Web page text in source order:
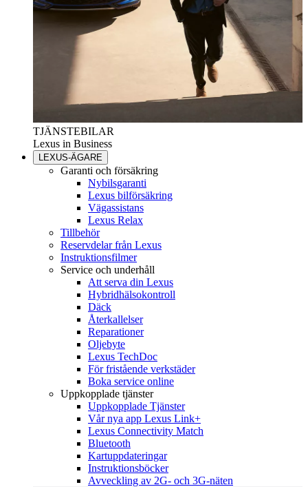
TJÄNSTEBILAR
Lexus in Business
LEXUS-ÄGARE
Garanti och försäkring
Nybilsgaranti
Lexus bilförsäkring
Vägassistans
Lexus Relax
Tillbehör
Reservdelar från Lexus
Instruktionsfilmer
Service och underhåll
Att serva din Lexus
Hybridhälsokontroll
Däck
Återkallelser
Reparationer
Oljebyte
Lexus TechDoc
För fristående verkstäder
Boka service online
Uppkopplade tjänster
Uppkopplade Tjänster
Vår nya app Lexus Link+
Lexus Connectivity Match
Bluetooth
Kartuppdateringar
Instruktionsböcker
Avveckling av 2G- och 3G-näten